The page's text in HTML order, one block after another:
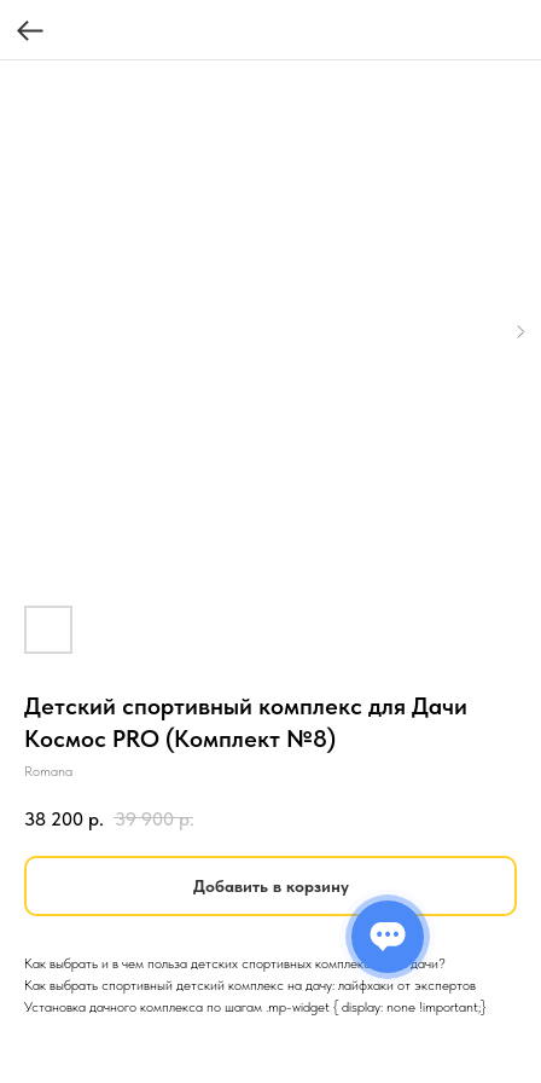
Детский спортивный комплекс для Дачи
Космос PRO (Комплект №8)
Romana
38 200 р. 39 900 р.
Добавить в корзину
Как выбрать и в чем польза детских спортивных комплексов для дачи?
Как выбрать спортивный детский комплекс на дачу: лайфхаки от экспертов
Установка дачного комплекса по шагам .mp-widget { display: none !important;}